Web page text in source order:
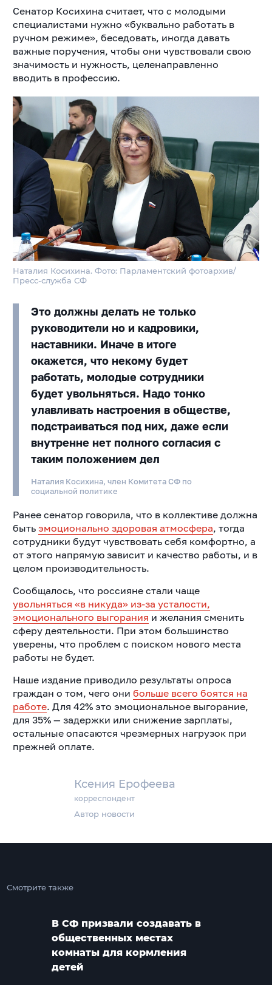
Ксения Ерофеева
корреспондент
Автор новости
Сенатор Косихина считает, что с молодыми
специалистами нужно «буквально работать в
ручном режиме», беседовать, иногда давать
важные поручения, чтобы они чувствовали свою
значимость и нужность, целенаправленно
вводить в профессию.
Наталия Косихина. Фото: Парламентский фотоархив/
Пресс-служба СФ
Это должны делать не только
руководители но и кадровики,
наставники. Иначе в итоге
окажется, что некому будет
работать, молодые сотрудники
будет увольняться. Надо тонко
улавливать настроения в обществе,
подстраиваться под них, даже если
внутренне нет полного согласия с
таким положением дел
Наталия Косихина, член Комитета СФ по
социальной политике
Ранее сенатор говорила, что в коллективе должна
быть эмоционально здоровая атмосфера, тогда
сотрудники будут чувствовать себя комфортно, а
от этого напрямую зависит и качество работы, и в
целом производительность.
Сообщалось, что россияне стали чаще
увольняться «в никуда» из-за усталости,
эмоционального выгорания и желания сменить
сферу деятельности. При этом большинство
уверены, что проблем с поиском нового места
работы не будет.
Наше издание приводило результаты опроса
граждан о том, чего они больше всего боятся на
работе. Для 42% это эмоциональное выгорание,
для 35% — задержки или снижение зарплаты,
остальные опасаются чрезмерных нагрузок при
прежней оплате.
Смотрите также
В СФ призвали создавать в
общественных местах
комнаты для кормления
детей